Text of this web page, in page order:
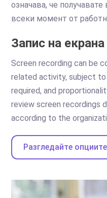
означава, че
всеки момент от
Запис на екрана
Screen recording can be
related activity, subject
required, and
review screen recordings
according to the
Разгледайте опциите